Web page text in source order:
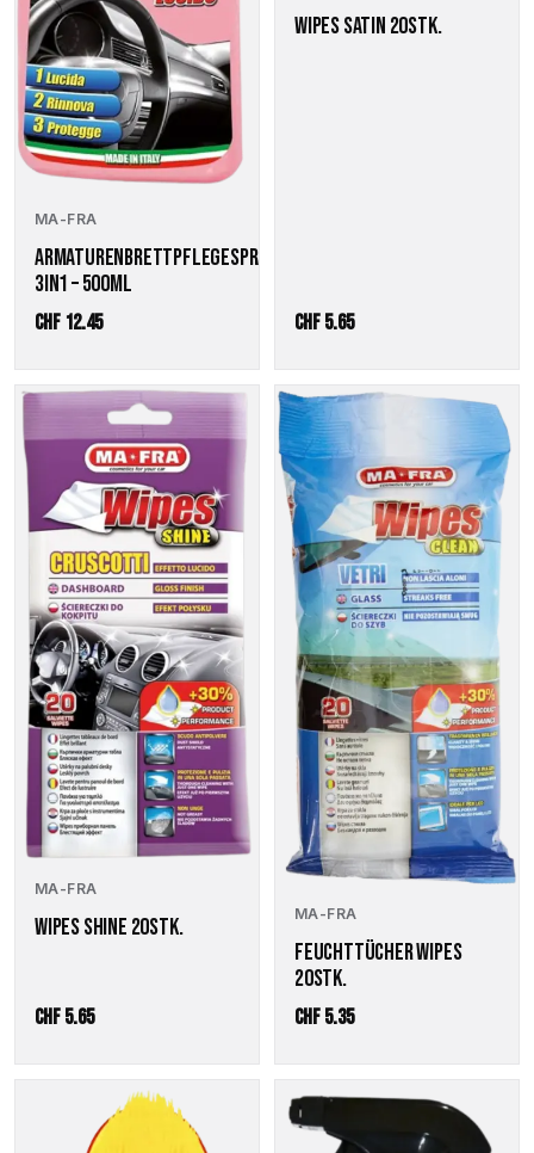
MA-FRA
ARMATURENBRETTPFLEGESPRAY
3IN1 – 500ML
CHF 12.45
WIPES SATIN 20STK.
CHF5.65
MA-FRA
WIPES SHINE 20STK.
CHF5.65
MA-FRA
FEUCHTTÜCHER WIPES
20STK.
CHF5.35